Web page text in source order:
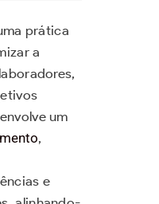
prática
a
um
,
e